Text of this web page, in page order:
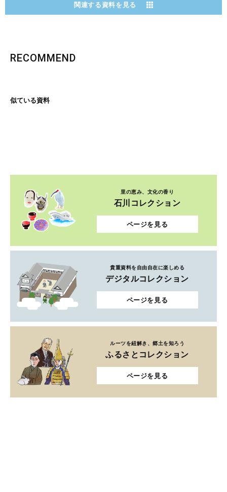
関連する資料を見る
RECOMMEND
似ている資料
里の恵み、文化の香り
石川コレクション
ページを見る
貴重資料を自由自在に楽しめる
デジタルコレクション
ページを見る
ルーツを紐解き、郷土を知ろう
ふるさとコレクション
ページを見る